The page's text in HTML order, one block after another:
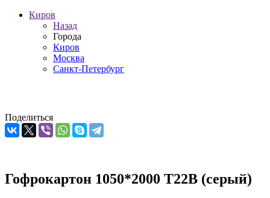
Киров
Назад
Города
Киров
Москва
Санкт-Петербург
Поделиться
Гофрокартон 1050*2000 Т22В (серый)